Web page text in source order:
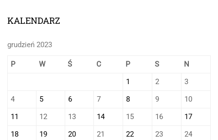
KALENDARZ
grudzień 2023
P W Ś C P S
N
1
2
3
4
5 6 7 8 9
10
11
12 13 14 15 16
17
18
19 20 21 22 23
24